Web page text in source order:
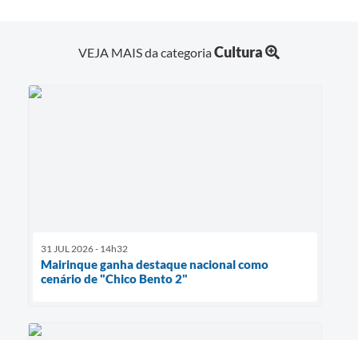
VEJA MAIS da categoriaCultura
31 JUL 2026 - 14h32
Mairinque ganha destaque nacional como
cenário de "Chico Bento 2"